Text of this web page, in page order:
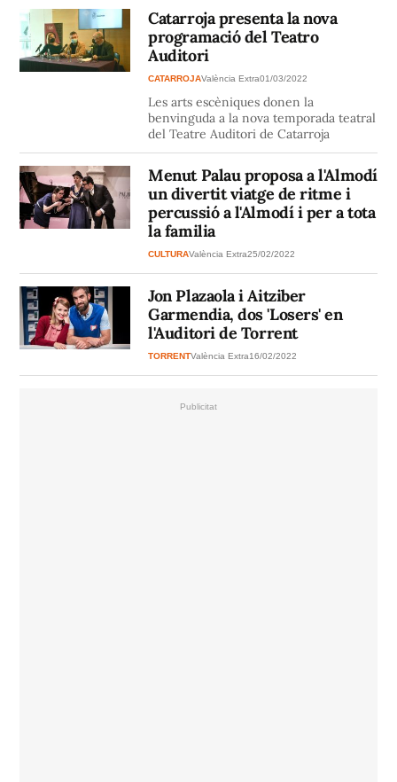
Catarroja presenta la nova
programació del Teatro
Auditori
CATARROJAValència Extra01/03/2022
Les arts escèniques donen la
benvinguda a la nova temporada teatral
del Teatre Auditori de Catarroja
Menut Palau proposa a l'Almodí
un divertit viatge de ritme i
percussió a l'Almodí i per a tota
la familia
CULTURAValència Extra25/02/2022
Jon Plazaola i Aitziber
Garmendia, dos 'Losers' en
l'Auditori de Torrent
TORRENTValència Extra16/02/2022